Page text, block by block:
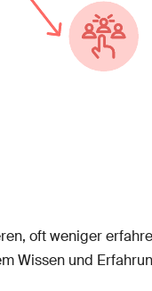
oft weniger
Wissen und